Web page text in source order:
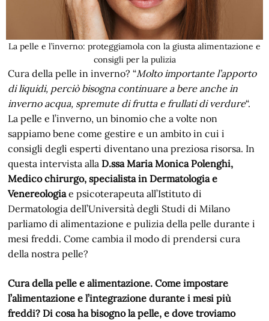
La pelle e l’inverno: proteggiamola con la giusta alimentazione e
consigli per la pulizia
Cura della pelle in inverno? “Molto importante l’apporto
di liquidi, perciò bisogna continuare a bere anche in
inverno acqua, spremute di frutta e frullati di verdure“.
La pelle e l’inverno, un binomio che a volte non
sappiamo bene come gestire e un ambito in cui i
consigli degli esperti diventano una preziosa risorsa. In
questa intervista allaD.ssa Maria Monica Polenghi,
Medico chirurgo, specialista in Dermatologia e
Venereologiae psicoterapeuta all’Istituto di
Dermatologia dell’Università degli Studi di Milano
parliamo di alimentazione e pulizia della pelle durante i
mesi freddi. Come cambia il modo di prendersi cura
della nostra pelle?
Cura della pelle e alimentazione. Come impostare
l’alimentazione e l’integrazione durante i mesi più
freddi? Di cosa ha bisogno la pelle, e dove troviamo